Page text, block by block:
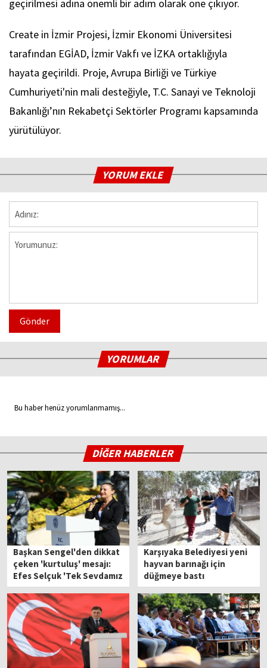
geçirilmesi adına önemli bir adım olarak öne çıkıyor.
Create in İzmir Projesi, İzmir Ekonomi Üniversitesi
tarafından EGİAD, İzmir Vakfı ve İZKA ortaklığıyla
hayata geçirildi. Proje, Avrupa Birliği ve Türkiye
Cumhuriyeti'nin mali desteğiyle, T.C. Sanayi ve Teknoloji
Bakanlığı’nın Rekabetçi Sektörler Programı kapsamında
yürütülüyor.
YORUM EKLE
Gönder
YORUMLAR
Bu haber henüz yorumlanmamış...
DİĞER HABERLER
Başkan Sengel'den dikkat
çeken 'kurtuluş' mesajı:
Efes Selçuk 'Tek Sevdamız
Atatürk' diyenlerindir…
Karşıyaka Belediyesi yeni
hayvan barınağı için
düğmeye bastı